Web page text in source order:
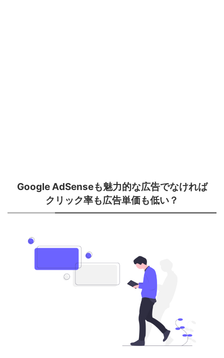
Google AdSenseも魅力的な広告でなければ
クリック率も広告単価も低い？